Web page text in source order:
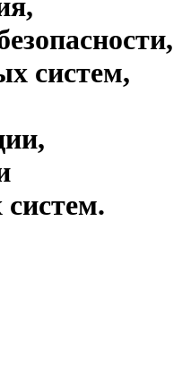
систем,